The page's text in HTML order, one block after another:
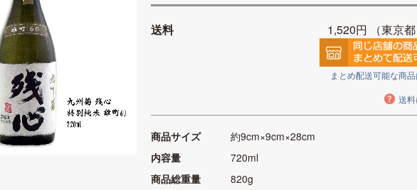
送料 1,520円 （東京
まとめ配送可能な商
送
商品サイズ
約9cm×9cm×28cm
内容量
720ml
商品総重量
820g